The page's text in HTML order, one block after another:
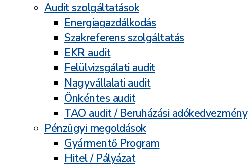
Audit szolgáltatások
Energiagazdálkodás
Szakreferens szolgáltatás
EKR audit
Felülvizsgálati audit
Nagyvállalati audit
Önkéntes audit
TAO audit / Beruházási adókedvezmény
Pénzügyi megoldások
Gyármentő Program
Hitel / Pályázat